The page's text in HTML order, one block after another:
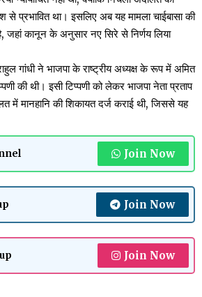
प्रभावित था। इसलिए अब यह मामला चाईबासा की
जहां कानून के अनुसार नए सिरे से निर्णय लिया
गांधी ने भाजपा के राष्ट्रीय अध्यक्ष के रूप में अमित
की थी। इसी टिप्पणी को लेकर भाजपा नेता प्रताप
में मानहानि की शिकायत दर्ज कराई थी, जिससे यह
Join Now
Join Now
Join Now